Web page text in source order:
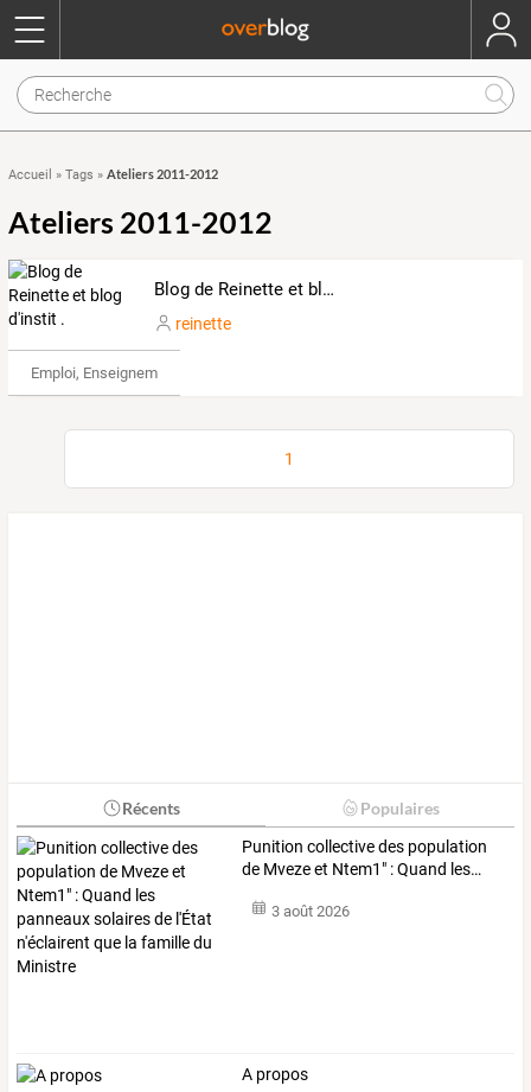
Accueil » Tags » Ateliers 2011-2012
Ateliers 2011-2012
Blog de Reinette et blog d'instit .
reinette
Emploi, Enseignement & Etudes
1
Récents Populaires
Punition collectivedes population
de Mvezeet Ntem1" :Quand les…
3 août 2026
A propos